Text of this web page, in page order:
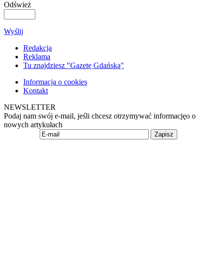
Odśwież
Wyślij
Redakcja
Reklama
Tu znajdziesz "Gazetę Gdańską"
Informacja o cookies
Kontakt
NEWSLETTER
Podaj nam swój e-mail, jeśli chcesz otrzymywać informacjęo o
nowych artykułach
Zapisz